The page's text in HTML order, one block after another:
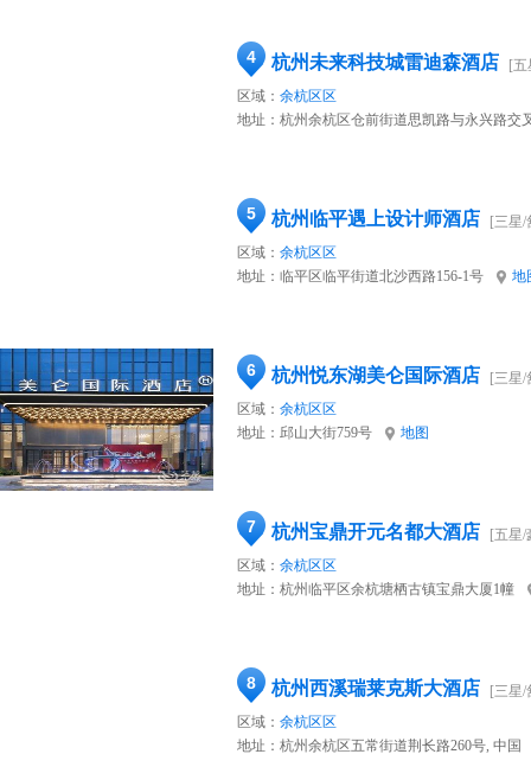
4 杭州未来科技城雷迪森酒店
[
区域： 余杭区区
地址： 杭州余杭区仓前街道思凯路与永兴路交
5 杭州临平遇上设计师酒店
[三星/
区域： 余杭区区
地址： 临平区临平街道北沙西路156-1号 地
6 杭州悦东湖美仑国际酒店
[三星/
区域： 余杭区区
地址： 邱山大街759号 地图
7 杭州宝鼎开元名都大酒店
[五星/
区域： 余杭区区
地址： 杭州临平区余杭塘栖古镇宝鼎大厦1幢
8 杭州西溪瑞莱克斯大酒店
[三星/
区域： 余杭区区
地址： 杭州余杭区五常街道荆长路260号, 中国